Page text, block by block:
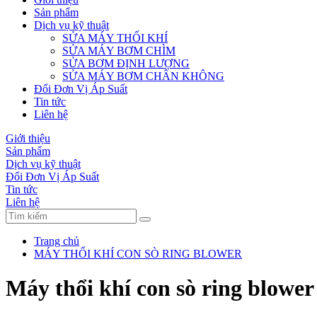
Sản phẩm
Dịch vụ kỹ thuật
SỬA MÁY THỔI KHÍ
SỬA MÁY BƠM CHÌM
SỬA BƠM ĐỊNH LƯỢNG
SỬA MÁY BƠM CHÂN KHÔNG
Đổi Đơn Vị Áp Suất
Tin tức
Liên hệ
Giới thiệu
Sản phẩm
Dịch vụ kỹ thuật
Đổi Đơn Vị Áp Suất
Tin tức
Liên hệ
Trang chủ
MÁY THỔI KHÍ CON SÒ RING BLOWER
Máy thổi khí con sò ring